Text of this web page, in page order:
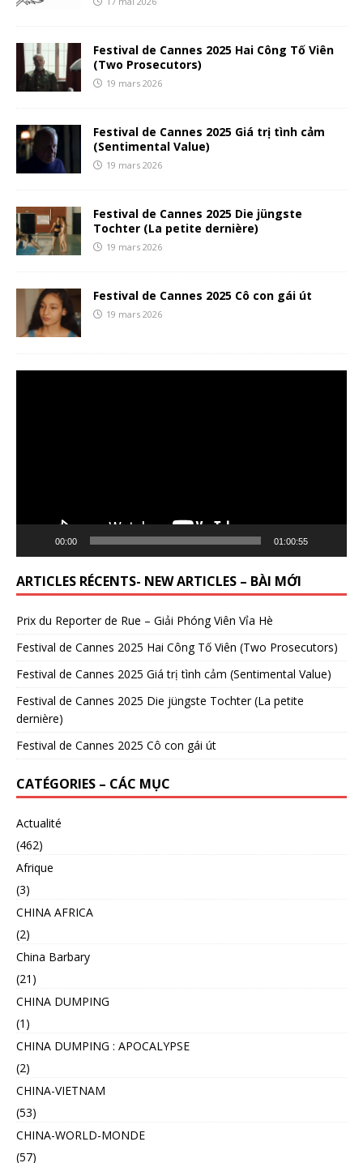
Festival de Cannes 2025 Hai Công Tố Viên
(Two Prosecutors)
19 mars 2026
Festival de Cannes 2025 Giá trị tình cảm
(Sentimental Value)
19 mars 2026
Festival de Cannes 2025 Die jüngste
Tochter (La petite dernière)
19 mars 2026
Festival de Cannes 2025 Cô con gái út
19 mars 2026
00:00 01:00:55
ARTICLES RÉCENTS- NEW ARTICLES – BÀI MỚI
Prix du Reporter de Rue – Giải Phóng Viên Vỉa Hè
Festival de Cannes 2025 Hai Công Tố Viên (Two Prosecutors)
Festival de Cannes 2025 Giá trị tình cảm (Sentimental Value)
Festival de Cannes 2025 Die jüngste Tochter (La petite
dernière)
Festival de Cannes 2025 Cô con gái út
CATÉGORIES – CÁC MỤC
Actualité
(462)
Afrique
(3)
CHINA AFRICA
(2)
China Barbary
(21)
CHINA DUMPING
(1)
CHINA DUMPING : APOCALYPSE
(2)
CHINA-VIETNAM
(53)
CHINA-WORLD-MONDE
(57)